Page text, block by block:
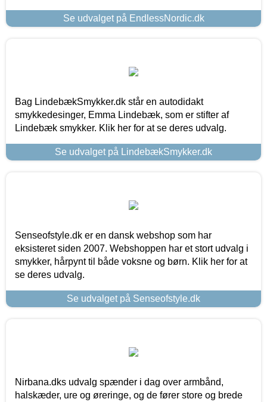
Se udvalget på EndlessNordic.dk
Bag LindebækSmykker.dk står en autodidakt
smykkedesinger, Emma Lindebæk, som er stifter af
Lindebæk smykker. Klik her for at se deres udvalg.
Se udvalget på LindebækSmykker.dk
Senseofstyle.dk er en dansk webshop som har
eksisteret siden 2007. Webshoppen har et stort udvalg i
smykker, hårpynt til både voksne og børn. Klik her for at
se deres udvalg.
Se udvalget på Senseofstyle.dk
Nirbana.dks udvalg spænder i dag over armbånd,
halskæder, ure og øreringe, og de fører store og brede